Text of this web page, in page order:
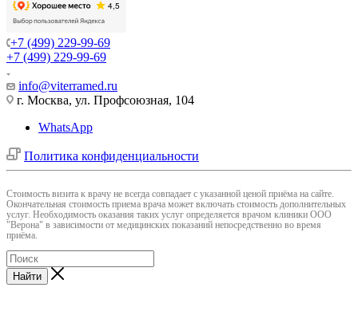
+7 (499) 229-99-69
+7 (499) 229-99-69
info@viterramed.ru
г. Москва, ул. Профсоюзная, 104
WhatsApp
Политика конфиденциальности
Cтоимость визита к врачу не всегда совпадает с указанной ценой приёма на сайте.
Окончательная стоимость приема врача может включать стоимость дополнительных
услуг. Необходимость оказания таких услуг определяется врачом клиники ООО
"Верона" в зависимости от медицинских показаний непосредственно во время
приёма.
Найти